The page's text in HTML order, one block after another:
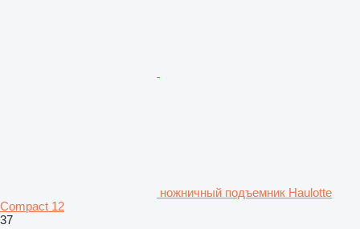
ножничный подъемник Haulotte
Compact 12
37